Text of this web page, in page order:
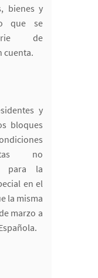
bienes y
que se
de
cuenta.
y
bloques
no
para la
en el
la misma
marzo a